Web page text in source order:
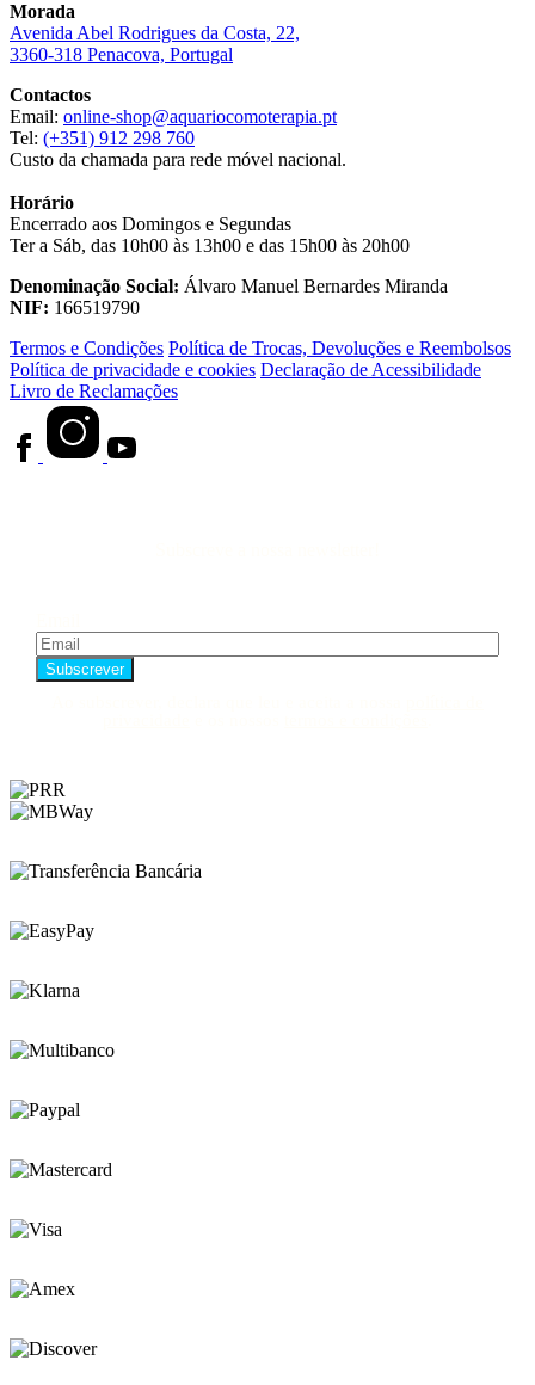
Morada
Avenida Abel Rodrigues da Costa, 22,
3360-318 Penacova, Portugal
Contactos
Email: online-shop@aquariocomoterapia.pt
Tel: (+351) 912 298 760
Custo da chamada para rede móvel nacional.
Horário
Encerrado aos Domingos e Segundas
Ter a Sáb, das 10h00 às 13h00 e das 15h00 às 20h00
Denominação Social: Álvaro Manuel Bernardes Miranda
NIF: 166519790
Termos e Condições Política de Trocas, Devoluções e Reembolsos
Política de privacidade e cookies Declaração de Acessibilidade
Livro de Reclamações